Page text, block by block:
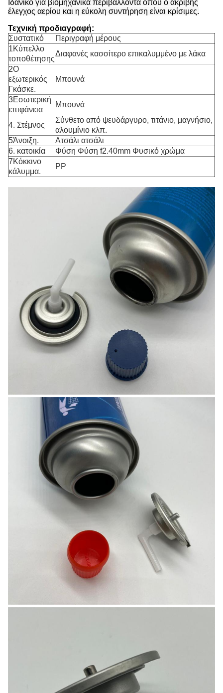
Ιδανικό για βιομηχανικά περιβάλλοντα όπου ο ακριβής
έλεγχος αερίου και η εύκολη συντήρηση είναι κρίσιμες.
Τεχνική προδιαγραφή:
Συστατικό
Περιγραφή μέρους
1Κύπελλο
τοποθέτησης
Διαφανές κασσίτερο επικαλυμμένο με λάκα
2Ο
εξωτερικός
Γκάσκε.
Μπουνά
3Εσωτερική
επιφάνεια
Μπουνά
4. Στέμνος
Σύνθετο από ψευδάργυρο, τιτάνιο, μαγνήσιο,
αλουμίνιο κλπ.
5Άνοιξη.
Ατσάλι ατσάλι
6. κατοικία
Φύση Φύση f2.40mm Φυσικό χρώμα
7Κόκκινο
κάλυμμα.
PP